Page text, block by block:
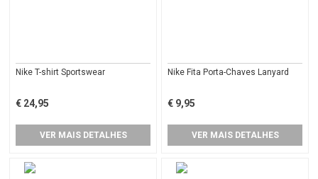
Nike T-shirt Sportswear
€ 24,95
VER MAIS DETALHES
Nike Fita Porta-Chaves Lanyard
€ 9,95
VER MAIS DETALHES